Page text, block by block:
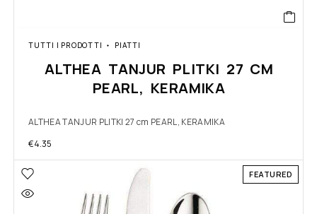
TUTTI I PRODOTTI PIATTI
ALTHEA TANJUR PLITKI 27 CM
PEARL, KERAMIKA
ALTHEA TANJUR PLITKI 27 cm PEARL, KERAMIKA
€4.35
FEATURED